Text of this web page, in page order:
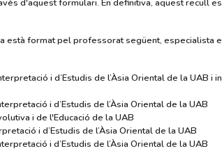
d'aquest formulari. En definitiva, aquest recull
està format pel professorat següent, especialista
i d’Estudis de l’Àsia Oriental de la UAB i
i d’Estudis de l’Àsia Oriental de la UAB
i de l'Educació de la UAB
i d’Estudis de l’Àsia Oriental de la UAB
i d’Estudis de l’Àsia Oriental de la UAB